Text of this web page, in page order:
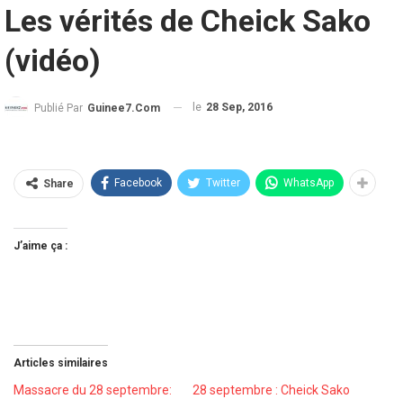
Les vérités de Cheick Sako
(vidéo)
Publié Par Guinee7.com le 28 Sep, 2016
Share Facebook Twitter WhatsApp
J’aime ça :
Articles similaires
Massacre du 28 septembre:
28 septembre : Cheick Sako